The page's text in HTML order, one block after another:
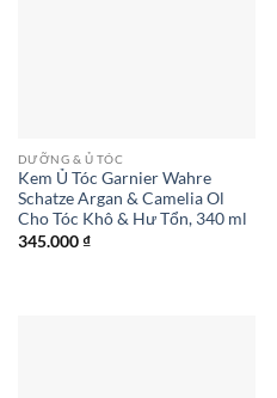
DƯỠNG & Ủ TÓC
Kem Ủ Tóc Garnier Wahre
Schatze Argan & Camelia Ol
Cho Tóc Khô & Hư Tổn, 340 ml
345.000₫